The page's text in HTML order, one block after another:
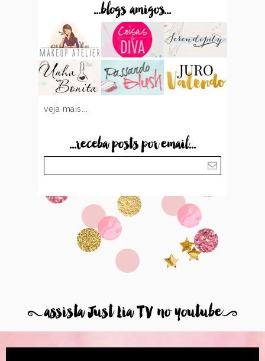
...blogs amigos...
veja mais...
...receba posts por email...
8assista Just Lia TV no youtube9